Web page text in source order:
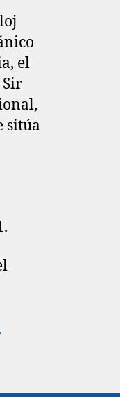
el
sitúa